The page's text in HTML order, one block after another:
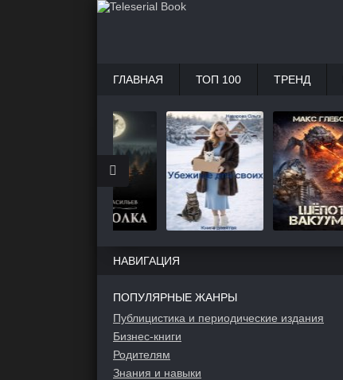
НАВИГАЦИЯ
ПОПУЛЯРНЫЕ ЖАНРЫ
Публицистика и периодические издания
Бизнес-книги
Родителям
Знания и навыки
ГЛАВНАЯ ТОП 100 ТРЕНД